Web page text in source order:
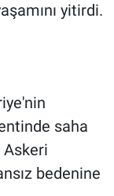
yitirdi.
saha
Askeri
bedenine